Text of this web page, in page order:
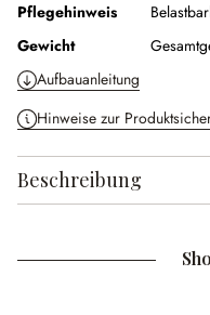
Pflegehinweis
Gewicht
Aufbauanleitung
Hinweise zur
Beschreibung